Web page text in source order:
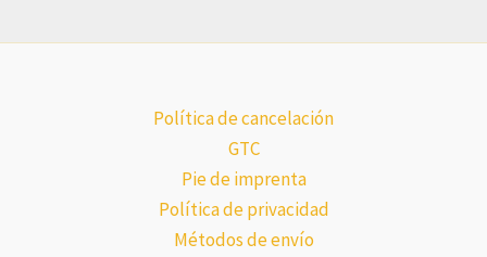
Política de cancelación
GTC
Pie de imprenta
Política de privacidad
Métodos de envío